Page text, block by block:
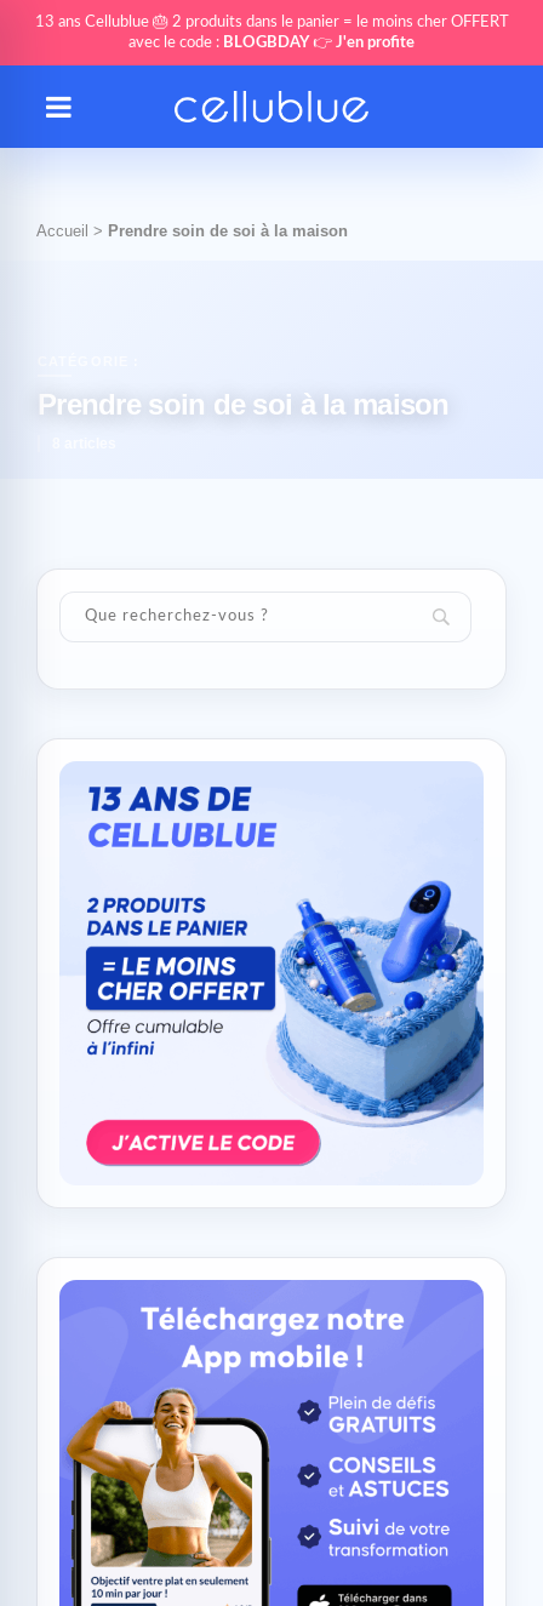
13 ans Cellublue 🎂 2 produits dans le panier = le moins cher OFFERT
avec le code : BLOGBDAY 👉 J'en profite
Accueil > Prendre soin de soi à la maison
Prendre soin de soi à la maison